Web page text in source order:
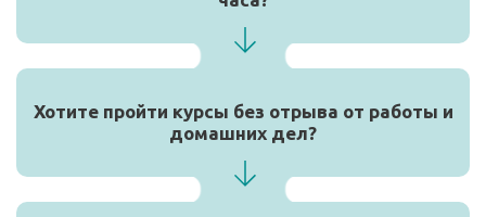
Хотите пройти курсы без отрыва от работы и
домашних дел?